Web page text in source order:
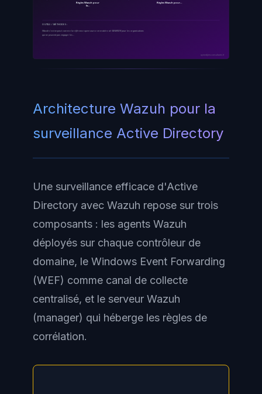
Règles Wazuh pour
la…
Règles Wazuh pour…
OUTILS / MÉTHODES :
Wazuh s'est imposé comme la référence open source en matière de SIEM/XDR pour les organisations
qui ne peuvent pas engager les…
ayinedjimi-consultants.fr
Architecture Wazuh pour la
surveillance Active Directory
Une surveillance efficace d'Active
Directory avec Wazuh repose sur trois
composants : les agents Wazuh
déployés sur chaque contrôleur de
domaine, le Windows Event Forwarding
(WEF) comme canal de collecte
centralisé, et le serveur Wazuh
(manager) qui héberge les règles de
corrélation.